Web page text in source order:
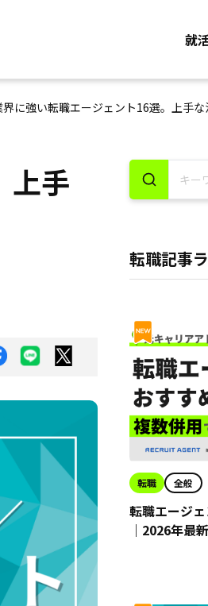
就
に強い転職エージェント16選。上手な
上手
転職記事
転職 全般
転職エージ
｜2026年最